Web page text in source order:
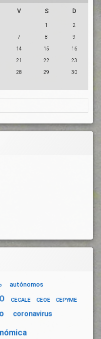
V S D
1 2
7 8 9
14 15 16
21 22 23
28 29 30
autónomos
CECALE CEOE CEPYME
coronavirus